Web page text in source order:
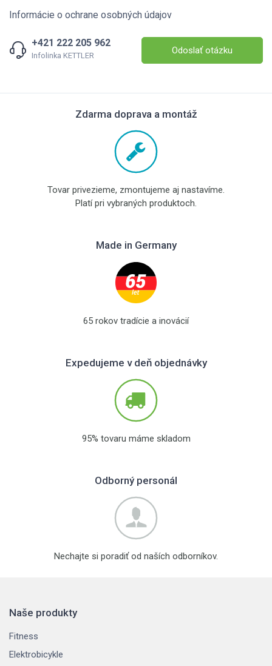
Informácie o ochrane osobných údajov
+421 222 205 962
Infolinka KETTLER Odoslať otázku
Zdarma doprava a montáž
Tovar privezieme, zmontujeme aj nastavíme.
Platí pri vybraných produktoch.
Made in Germany
65 rokov tradície a inovácií
Expedujeme v deň objednávky
95% tovaru máme skladom
Odborný personál
Nechajte si poradiť od naších odborníkov.
Naše produkty
Fitness
Elektrobicykle